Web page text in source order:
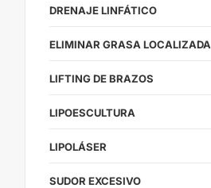
DRENAJE LINFÁTICO
ELIMINAR GRASA LOCALIZADA
LIFTING DE BRAZOS
LIPOESCULTURA
LIPOLÁSER
SUDOR EXCESIVO